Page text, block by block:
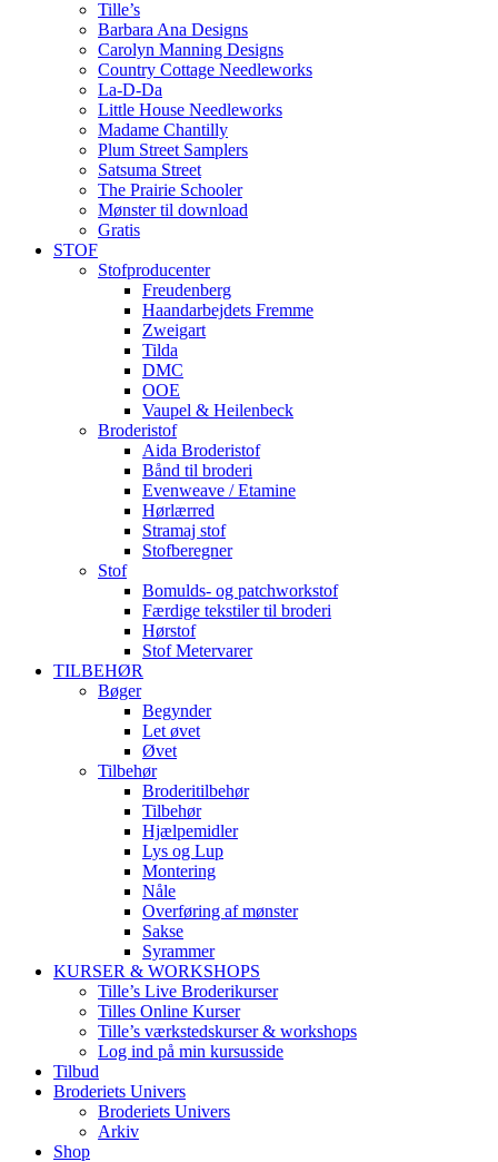
Tille’s
Barbara Ana Designs
Carolyn Manning Designs
Country Cottage Needleworks
La-D-Da
Little House Needleworks
Madame Chantilly
Plum Street Samplers
Satsuma Street
The Prairie Schooler
Mønster til download
Gratis
STOF
Stofproducenter
Freudenberg
Haandarbejdets Fremme
Zweigart
Tilda
DMC
OOE
Vaupel & Heilenbeck
Broderistof
Aida Broderistof
Bånd til broderi
Evenweave / Etamine
Hørlærred
Stramaj stof
Stofberegner
Stof
Bomulds- og patchworkstof
Færdige tekstiler til broderi
Hørstof
Stof Metervarer
TILBEHØR
Bøger
Begynder
Let øvet
Øvet
Tilbehør
Broderitilbehør
Tilbehør
Hjælpemidler
Lys og Lup
Montering
Nåle
Overføring af mønster
Sakse
Syrammer
KURSER & WORKSHOPS
Tille’s Live Broderikurser
Tilles Online Kurser
Tille’s værkstedskurser & workshops
Log ind på min kursusside
Tilbud
Broderiets Univers
Broderiets Univers
Arkiv
Shop